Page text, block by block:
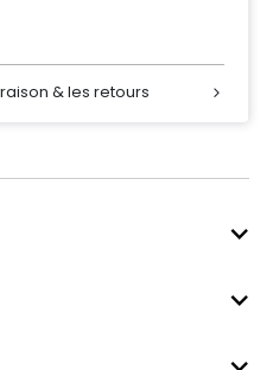
& les retours